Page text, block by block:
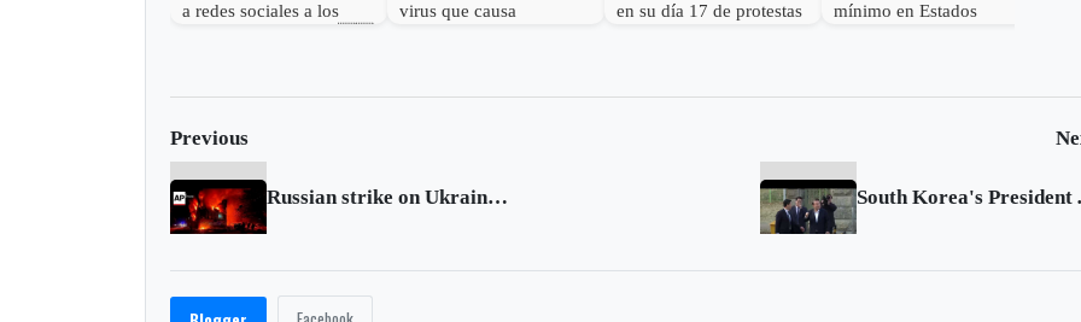
a redes sociales a los
virus que causa
en su día 17 de protestas
mínimo en Estados
Previous
Russian strike on Ukrainian town kills 11 as US cuts intelligence sharing with Kyiv South